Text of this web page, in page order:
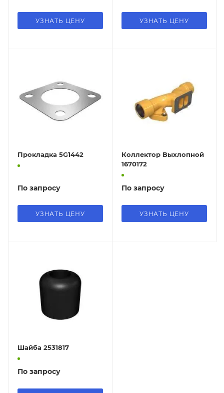
УЗНАТЬ ЦЕНУ УЗНАТЬ ЦЕНУ
Прокладка 5G1442
По запросу
УЗНАТЬ ЦЕНУ
Коллектор Выхлопной
1670172
По запросу
УЗНАТЬ ЦЕНУ
Шайба 2531817
По запросу